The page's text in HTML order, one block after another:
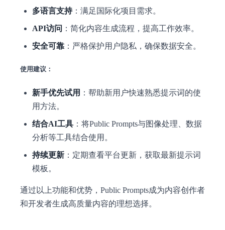
多语言支持：满足国际化项目需求。
API访问 ：简化内容生成流程，提高工作效率。
安全可靠 ：严格保护用户隐私，确保数据安全。
使用建议：
新手优先试用 ：帮助新用户快速熟悉提示词的使
用方法。
结合AI工具 ：将Public Prompts与图像处理、数据
分析等工具结合使用。
持续更新 ：定期查看平台更新，获取最新提示词
模板。
通过以上功能和优势，Public Prompts成为内容创作者
和开发者生成高质量内容的理想选择。